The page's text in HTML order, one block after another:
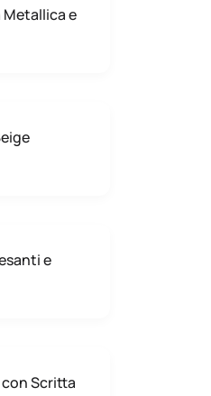
e
e
Scritta